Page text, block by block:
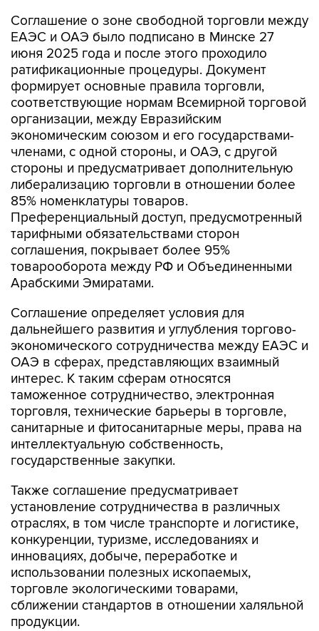
Соглашение о зоне свободной торговли между
ЕАЭС и ОАЭ было подписано в Минске 27
июня 2025 года и после этого проходило
ратификационные процедуры. Документ
формирует основные правила торговли,
соответствующие нормам Всемирной торговой
организации, между Евразийским
экономическим союзом и его государствами-
членами, с одной стороны, и ОАЭ, с другой
стороны и предусматривает дополнительную
либерализацию торговли в отношении более
85% номенклатуры товаров.
Преференциальный доступ, предусмотренный
тарифными обязательствами сторон
соглашения, покрывает более 95%
товарооборота между РФ и Объединенными
Арабскими Эмиратами.
Соглашение определяет условия для
дальнейшего развития и углубления торгово-
экономического сотрудничества между ЕАЭС и
ОАЭ в сферах, представляющих взаимный
интерес. К таким сферам относятся
таможенное сотрудничество, электронная
торговля, технические барьеры в торговле,
санитарные и фитосанитарные меры, права на
интеллектуальную собственность,
государственные закупки.
Также соглашение предусматривает
установление сотрудничества в различных
отраслях, в том числе транспорте и логистике,
конкуренции, туризме, исследованиях и
инновациях, добыче, переработке и
использовании полезных ископаемых,
торговле экологическими товарами,
сближении стандартов в отношении халяльной
продукции.